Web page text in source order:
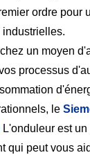
ordre pour
un moyen
processus
le
L'onduleur est un
qui peut vous